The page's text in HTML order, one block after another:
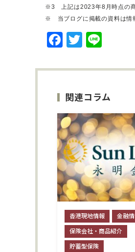
※3 上記は2023年8月時点の
※ 当ブログに掲載の資料は情
F
a
c
b
o
o
k
T
w
it
e
r
e
関連コラム
香港現地情報
金融
保険会社・商品紹介
貯蓄型保険